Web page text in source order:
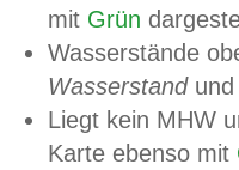
mit Grün
Wasserstände
Wasserstandund
Liegt kein MHW
Karte ebenso mit